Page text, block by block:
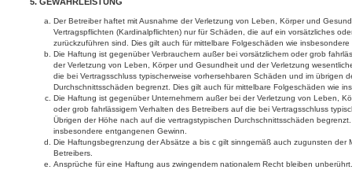
Der Betreiber haftet mit Ausnahme der Verletzung von Leben, Körper und
Vertragspflichten (Kardinalpflichten) nur für Schäden, die auf ein vorsätzliches
zurückzuführen sind. Dies gilt auch für mittelbare Folgeschäden wie
Die Haftung ist gegenüber Verbrauchern außer bei vorsätzlichem oder grob
der Verletzung von Leben, Körper und Gesundheit und der Verletzung
die bei Vertragsschluss typischerweise vorhersehbaren Schäden und im übrigen
Durchschnittsschäden begrenzt. Dies gilt auch für mittelbare Folgeschäden wie
Die Haftung ist gegenüber Unternehmern außer bei der Verletzung von Leben,
oder grob fahrlässigem Verhalten des Betreibers auf die bei Vertragsschluss
Übrigen der Höhe nach auf die vertragstypischen Durchschnittsschäden
insbesondere entgangenen Gewinn.
Die Haftungsbegrenzung der Absätze a bis c gilt sinngemäß auch zugunsten der
Betreibers.
Ansprüche für eine Haftung aus zwingendem nationalem Recht bleiben unberührt.